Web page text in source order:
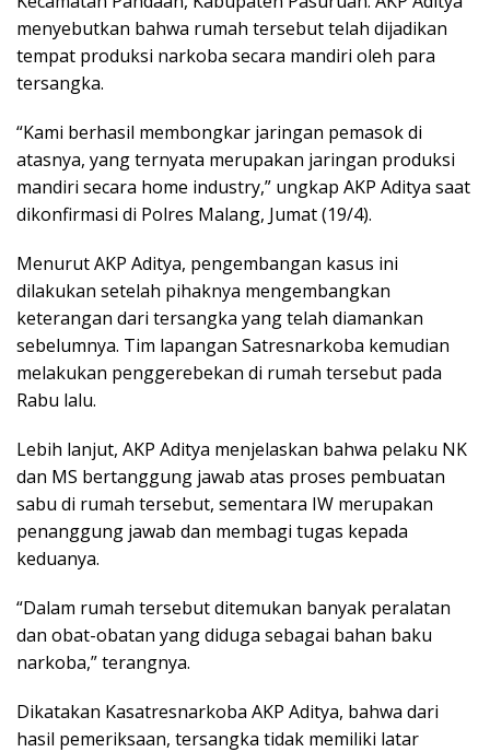
menyebutkan bahwa rumah tersebut telah dijadikan
tempat produksi narkoba secara mandiri oleh para
tersangka.
“Kami berhasil membongkar jaringan pemasok di
atasnya, yang ternyata merupakan jaringan produksi
mandiri secara home industry,” ungkap AKP Aditya saat
dikonfirmasi di Polres Malang, Jumat (19/4).
Menurut AKP Aditya, pengembangan kasus ini
dilakukan setelah pihaknya mengembangkan
keterangan dari tersangka yang telah diamankan
sebelumnya. Tim lapangan Satresnarkoba kemudian
melakukan penggerebekan di rumah tersebut pada
Rabu lalu.
Lebih lanjut, AKP Aditya menjelaskan bahwa pelaku NK
dan MS bertanggung jawab atas proses pembuatan
sabu di rumah tersebut, sementara IW merupakan
penanggung jawab dan membagi tugas kepada
keduanya.
“Dalam rumah tersebut ditemukan banyak peralatan
dan obat-obatan yang diduga sebagai bahan baku
narkoba,” terangnya.
Dikatakan Kasatresnarkoba AKP Aditya, bahwa dari
hasil pemeriksaan, tersangka tidak memiliki latar